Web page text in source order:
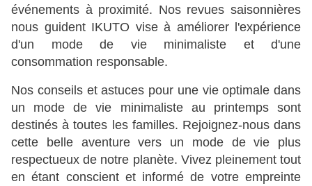
événements à proximité. Nos revues saisonnières
nous guident IKUTO vise à améliorer l'expérience
d'un mode de vie minimaliste et d'une
consommation responsable.
Nos conseils et astuces pour une vie optimale dans
un mode de vie minimaliste au printemps sont
destinés à toutes les familles. Rejoignez-nous dans
cette belle aventure vers un mode de vie plus
respectueux de notre planète. Vivez pleinement tout
en étant conscient et informé de votre empreinte